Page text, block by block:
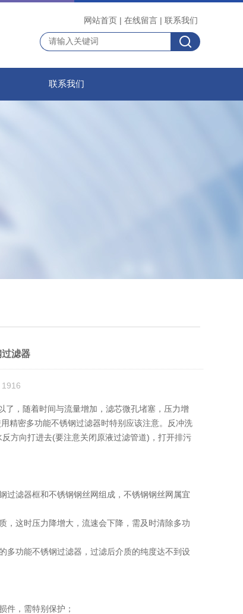
网站首页 | 在线留言 | 联系我们
联系我们
滤器
，随着时间与流量增加，滤芯微孔堵塞，压力增
精密多功能不锈钢过滤器时特别应该注意。反冲洗
方向打进去(要注意关闭原液过滤管道)，打开排污
过滤器框和不锈钢钢丝网组成，不锈钢钢丝网属宜
，这时压力降增大，流速会下降，需及时清除多功
多功能不锈钢过滤器，过滤后介质的纯度达不到设
损件，需特别保护；